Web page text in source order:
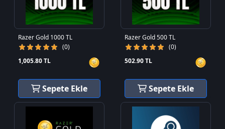
Razer Gold 1000 TL
(0)
1,005.80 TL
Sepete Ekle
Razer Gold 500 TL
(0)
502.90 TL
Sepete Ekle